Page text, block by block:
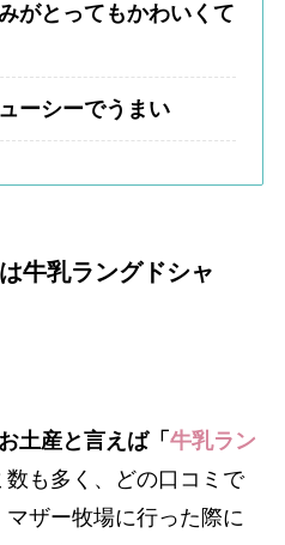
がとってもかわいくて
ーシーでうまい
牛乳ラングドシャ
土産と言えば「 牛乳ラン
数も多く、どの口コミで
ザー牧場に行った際に